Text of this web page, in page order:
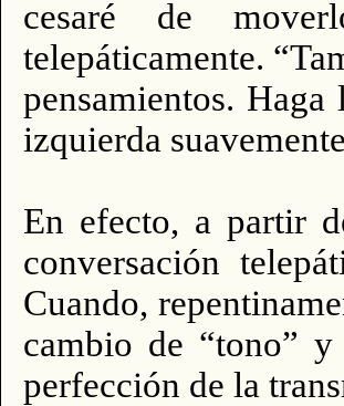
cesaré de
telepáticamente.
pensamientos.
izquierda
En efecto, a partir
conversación
Cuando,
cambio de “tono”
perfección de la